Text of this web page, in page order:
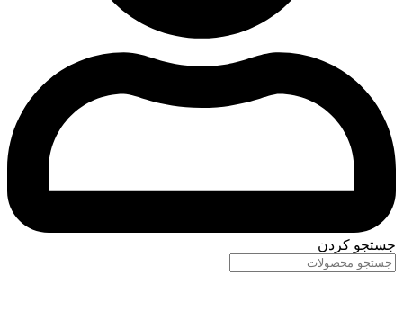
جستجو کردن